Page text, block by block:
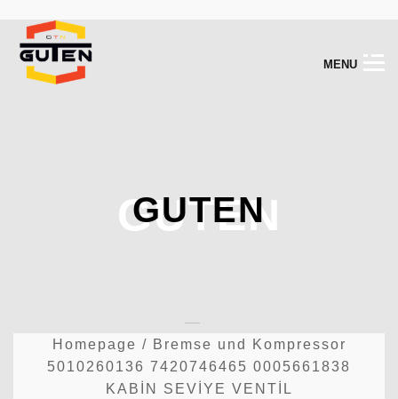
M ENU
GUTEN
GUTEN
Homepage / Bremse und Kompressor
5010260136 7420746465 0005661838
KABİN SEVİYE VENTİL